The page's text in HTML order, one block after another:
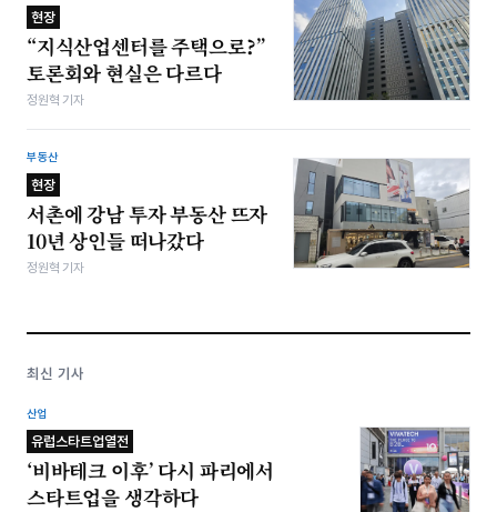
현장
“지식산업센터를 주택으로?”
토론회와 현실은 다르다
정원혁 기자
부동산
현장
서촌에 강남 투자 부동산 뜨자
10년 상인들 떠나갔다
정원혁 기자
최신 기사
산업
유럽스타트업열전
‘비바테크 이후’ 다시 파리에서
스타트업을 생각하다